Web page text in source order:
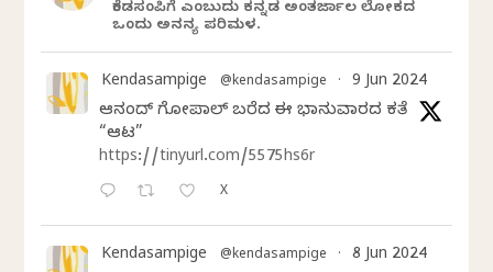
ಕೆಂಡಸಂಪಿಗೆ ಎಂಬುದು ಕನ್ನಡ ಅಂತರ್ಜಾಲ ಲೋಕದ
ಒಂದು ಅನನ್ಯ ಪರಿಮಳ.
Kendasampige @kendasampige · 9 Jun 2024
ಆನಂದ್‌ ಗೋಪಾಲ್‌ ಬರೆದ ಈ ಭಾನುವಾರದ ಕತೆ
“ಆಟ”
https://tinyurl.com/5575hs6r
X
Kendasampige @kendasampige · 8 Jun 2024